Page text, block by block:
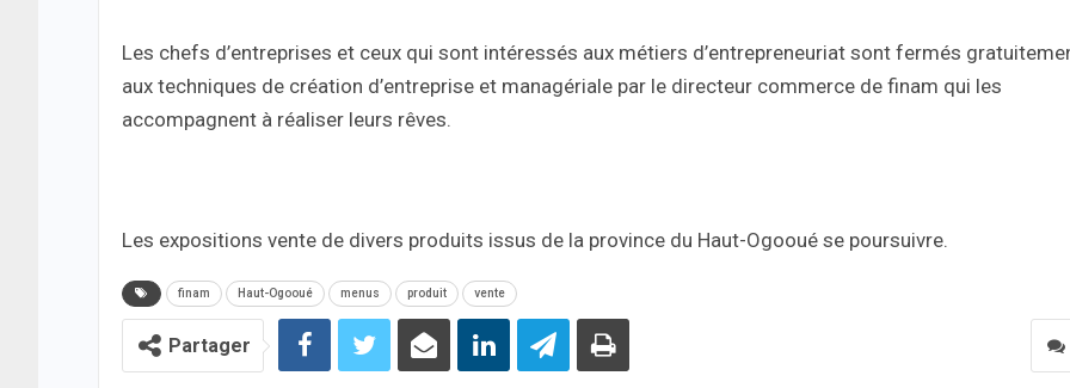
Les chefs d’entreprises et ceux qui sont intéressés aux métiers d’entrepreneuriat sont fermés
aux techniques de création d’entreprise et managériale par le directeur commerce de finam qui les
accompagnent à réaliser leurs rêves.
Les expositions vente de divers produits issus de la province du Haut-Ogooué se poursuivre.
finam Haut-Ogooué menus produit vente
Partager